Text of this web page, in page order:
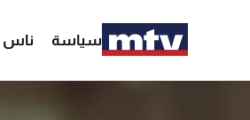
سياسة ناس